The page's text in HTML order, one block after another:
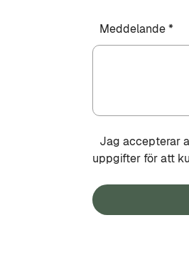
Meddelande *
Jag accepterar
uppgifter för att